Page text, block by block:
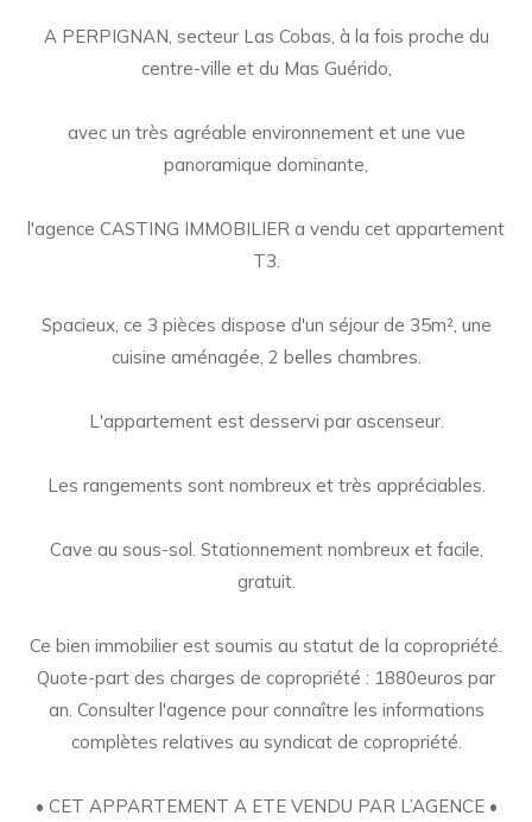
A PERPIGNAN, secteur Las Cobas, à la fois proche du
centre-ville et du Mas Guérido,
avec un très agréable environnement et une vue
panoramique dominante,
l'agence CASTING IMMOBILIER a vendu cet appartement
T3.
Spacieux, ce 3 pièces dispose d'un séjour de 35m², une
cuisine aménagée, 2 belles chambres.
L'appartement est desservi par ascenseur.
Les rangements sont nombreux et très appréciables.
Cave au sous-sol. Stationnement nombreux et facile,
gratuit.
Ce bien immobilier est soumis au statut de la copropriété.
Quote-part des charges de copropriété : 1880euros par
an. Consulter l'agence pour connaître les informations
complètes relatives au syndicat de copropriété.
• CET APPARTEMENT A ETE VENDU PAR L’AGENCE •